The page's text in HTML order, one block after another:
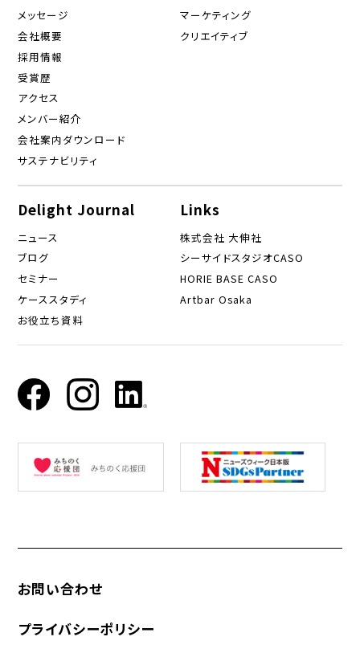
メッセージ
会社概要
採用情報
受賞歴
アクセス
メンバー紹介
会社案内ダウンロード
サステナビリティ
マーケティング
クリエイティブ
Delight Journal
ニュース
ブログ
セミナー
ケーススタディ
お役立ち資料
Links
株式会社 大伸社
シーサイドスタジオCASO
HORIE BASE CASO
Artbar Osaka
お問い合わせ
プライバシーポリシー